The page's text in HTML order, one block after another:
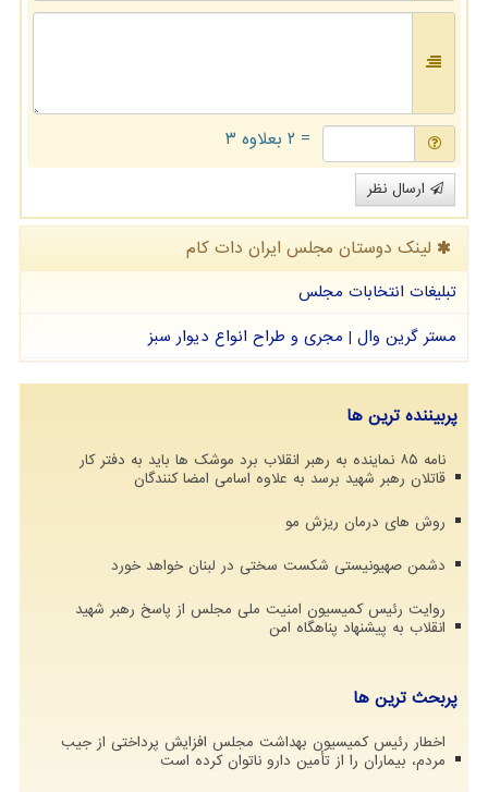
= ۲ بعلاوه ۳
ارسال نظر
لینک دوستان مجلس ایران دات كام
تبلیغات انتخابات مجلس
مستر گرین وال | مجری و طراح انواع دیوار سبز
پربیننده ترین ها
نامه ۸۵ نماینده به رهبر انقلاب برد موشک ها باید به دفتر کار
قاتلان رهبر شهید برسد به علاوه اسامی امضا کنندگان
روش های درمان ریزش مو
دشمن صهیونیستی شکست سختی در لبنان خواهد خورد
روایت رئیس کمیسیون امنیت ملی مجلس از پاسخ رهبر شهید
انقلاب به پیشنهاد پناهگاه امن
پربحث ترین ها
اخطار رئیس کمیسیون بهداشت مجلس افزایش پرداختی از جیب
مردم، بیماران را از تأمین دارو ناتوان کرده است